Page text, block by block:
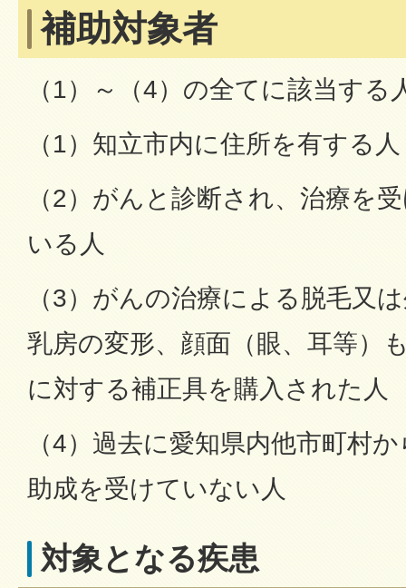
補助対象者
（1）～（4）の全てに該当する
（1）知立市内に住所を有する人
（2）がんと診断され、治療を
いる人
（3）がんの治療による脱毛又
乳房の変形、顔面（眼、耳等）
に対する補正具を購入された人
（4）過去に愛知県内他市町村
助成を受けていない人
対象となる疾患